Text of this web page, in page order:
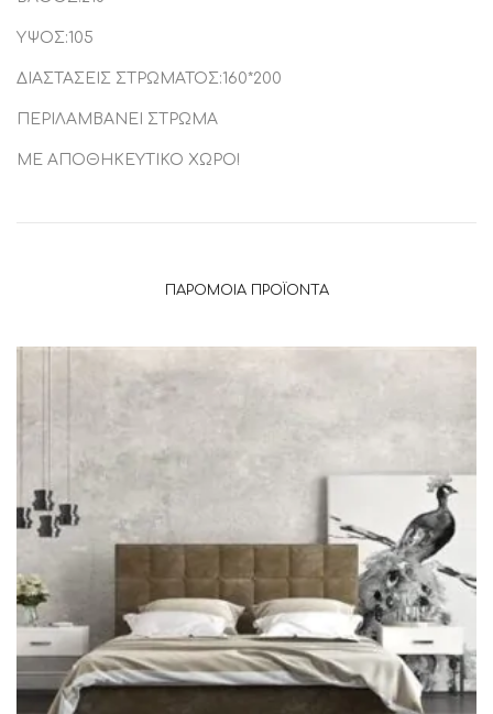
ΥΨΟΣ:105
ΔΙΑΣΤΑΣΕΙΣ ΣΤΡΩΜΑΤΟΣ:160*200
ΠΕΡΙΛΑΜΒΑΝΕΙ ΣΤΡΩΜΑ
ΜΕ ΑΠΟΘΗΚΕΥΤΙΚΟ ΧΩΡΟ!
ΠΑΡΌΜΟΙΑ ΠΡΟΪΌΝΤΑ